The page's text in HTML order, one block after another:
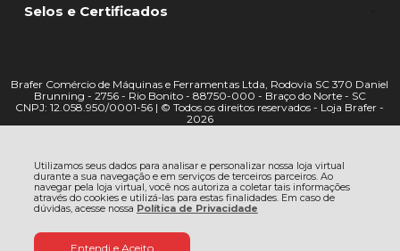
Utilizamos seus dados para analisar e personalizar nossa loja virtual
durante a sua navegação e em serviços de terceiros parceiros. Ao
navegar pela loja virtual, você nos autoriza a coletar tais informações
através do cookies e utilizá-las para estas finalidades. Em caso de
dúvidas, acesse nossa Política de Privacidade
Entendi e Aceito
Selos e Certificados
Brafer Comércio de Máquinas e Ferramentas Ltda, Rodovia SC 370 Daniel
Brunning - 2756 - Rio Bonito - 88750-000 - Braço do Norte - SC
CNPJ: 12.058.950/0001-56 | © Todos os direitos reservados - Loja Brafer -
2026